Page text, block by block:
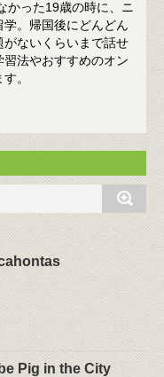
かった19歳の時に、ニ
。帰国後にどんどん
ないくらいまで話せ
法やおすすめのオン
。
Pig in the City